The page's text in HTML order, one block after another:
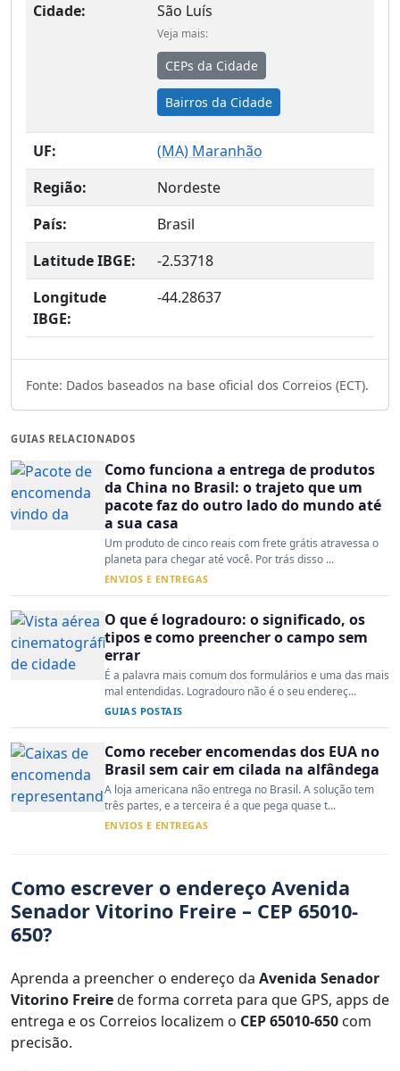
Cidade:
São Luís
Veja mais:
CEPs da Cidade
Bairros da Cidade
UF: (MA) Maranhão
Região:
Nordeste
País:
Brasil
Latitude IBGE:
-2.53718
Longitude
IBGE:
-44.28637
Fonte: Dados baseados na base oficial dos Correios (ECT).
GUIAS RELACIONADOS
Como funciona a entrega de produtos
da China no Brasil: o trajeto que um
pacote faz do outro lado do mundo até
a sua casa
Um produto de cinco reais com frete grátis atravessa o
planeta para chegar até você. Por trás disso ...
ENVIOS E ENTREGAS
O que é logradouro: o significado, os
tipos e como preencher o campo sem
errar
É a palavra mais comum dos formulários e uma das mais
mal entendidas. Logradouro não é o seu endereç...
GUIAS POSTAIS
Como receber encomendas dos EUA no
Brasil sem cair em cilada na alfândega
A loja americana não entrega no Brasil. A solução tem
três partes, e a terceira é a que pega quase t...
ENVIOS E ENTREGAS
Como escrever o endereço Avenida
Senador Vitorino Freire – CEP 65010-
650?
Aprenda a preencher o endereço da Avenida Senador
Vitorino Freirede forma correta para que GPS, apps de
entrega e os Correios localizem o CEP 65010-650 com
precisão.